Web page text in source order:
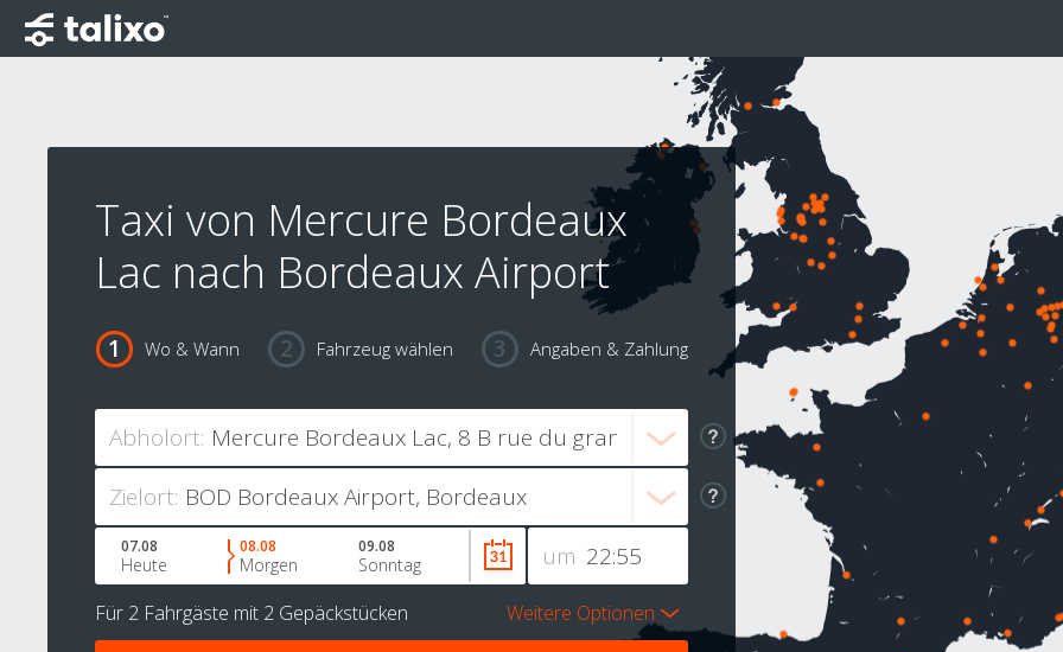
Taxi von Mercure Bordeaux
Lac nach Bordeaux Airport
Wo & Wann Fahrzeug wählen Angaben & Zahlung
Abholort:
Zielort:
um
07.08
Heute
08.08
Morgen
09.08
Sonntag
Für 2 Fahrgäste mit 2 Gepäckstücken Weitere Optionen